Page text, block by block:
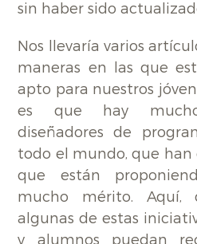
sin haber sido
Nos llevaría varios
maneras en las que
apto para nuestros
es que hay
diseñadores de
todo el mundo, que
que están
mucho mérito. Aquí,
algunas de estas
y alumnos puedan